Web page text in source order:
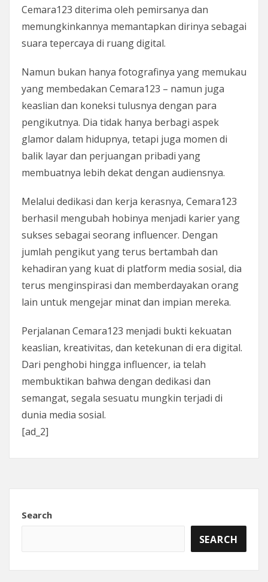
Cemara123 diterima oleh pemirsanya dan
memungkinkannya memantapkan dirinya sebagai
suara tepercaya di ruang digital.
Namun bukan hanya fotografinya yang memukau
yang membedakan Cemara123 – namun juga
keaslian dan koneksi tulusnya dengan para
pengikutnya. Dia tidak hanya berbagi aspek
glamor dalam hidupnya, tetapi juga momen di
balik layar dan perjuangan pribadi yang
membuatnya lebih dekat dengan audiensnya.
Melalui dedikasi dan kerja kerasnya, Cemara123
berhasil mengubah hobinya menjadi karier yang
sukses sebagai seorang influencer. Dengan
jumlah pengikut yang terus bertambah dan
kehadiran yang kuat di platform media sosial, dia
terus menginspirasi dan memberdayakan orang
lain untuk mengejar minat dan impian mereka.
Perjalanan Cemara123 menjadi bukti kekuatan
keaslian, kreativitas, dan ketekunan di era digital.
Dari penghobi hingga influencer, ia telah
membuktikan bahwa dengan dedikasi dan
semangat, segala sesuatu mungkin terjadi di
dunia media sosial.
[ad_2]
Search
SEARCH